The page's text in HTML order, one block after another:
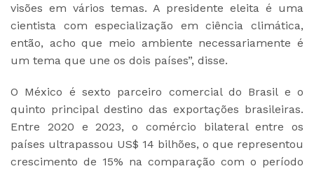
visões em vários temas. A presidente eleita é uma
cientista com especialização em ciência climática,
então, acho que meio ambiente necessariamente é
um tema que une os dois países”, disse.
O México é sexto parceiro comercial do Brasil e o
quinto principal destino das exportações brasileiras.
Entre 2020 e 2023, o comércio bilateral entre os
países ultrapassou US$ 14 bilhões, o que representou
crescimento de 15% na comparação com o período